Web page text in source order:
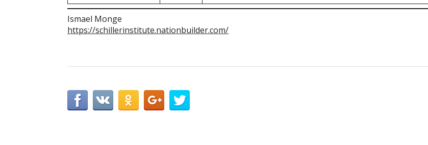
Ismael Monge
https://schillerinstitute.nationbuilder.com/